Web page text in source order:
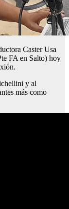
Caster Usa
FA en Salto) hoy
y al
más como